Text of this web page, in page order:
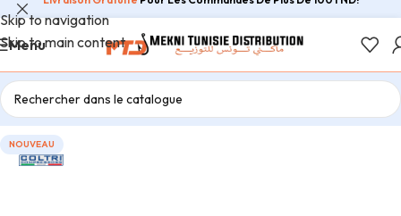
Skip to navigation
Skip to main content
Menu
NOUVEAU